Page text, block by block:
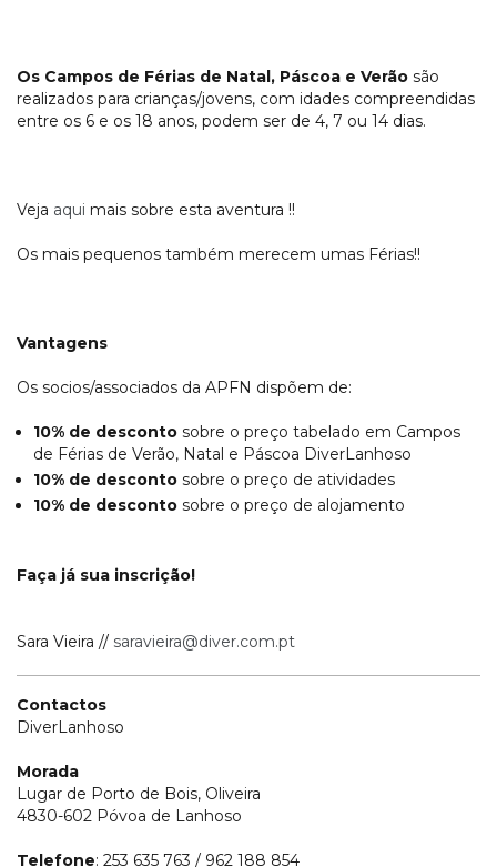
Os Campos de Férias de Natal, Páscoa e Verão são
realizados para crianças/jovens, com idades compreendidas
entre os 6 e os 18 anos, podem ser de 4, 7 ou 14 dias.
Veja aqui mais sobre esta aventura !!
Os mais pequenos também merecem umas Férias!!
Vantagens
Os socios/associados da APFN dispõem de:
10% de desconto sobre o preço tabelado em Campos
de Férias de Verão, Natal e Páscoa DiverLanhoso
10% de desconto sobre o preço de atividades
10% de desconto sobre o preço de alojamento
Faça já sua inscrição!
Sara Vieira // saravieira@diver.com.pt
Contactos
DiverLanhoso
Morada
Lugar de Porto de Bois, Oliveira
4830-602 Póvoa de Lanhoso
Telefone: 253 635 763 / 962 188 854